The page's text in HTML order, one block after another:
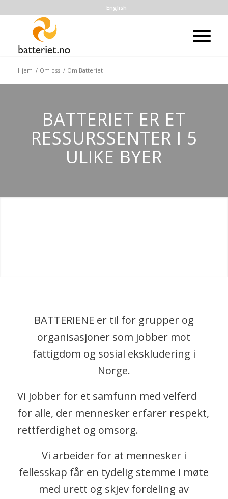
English
Hjem / Om oss / Om Batteriet
BATTERIET ER ET
RESSURSSENTER I 5
ULIKE BYER
BATTERIENE er til for grupper og
organisasjoner som jobber mot
fattigdom og sosial ekskludering i
Norge.
Vi jobber for et samfunn med velferd
for alle, der mennesker erfarer respekt,
rettferdighet og omsorg.
Vi arbeider for at mennesker i
fellesskap får en tydelig stemme i møte
med urett og skjev fordeling av